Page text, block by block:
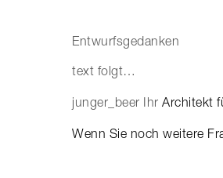
Entwurfsgedanken
text folgt…
junger_beer Ihr Architekt
Wenn Sie noch weitere